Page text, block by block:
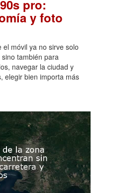
pro:
y foto
móvil ya no sirve solo
también para
navegar la ciudad y
elegir bien importa más